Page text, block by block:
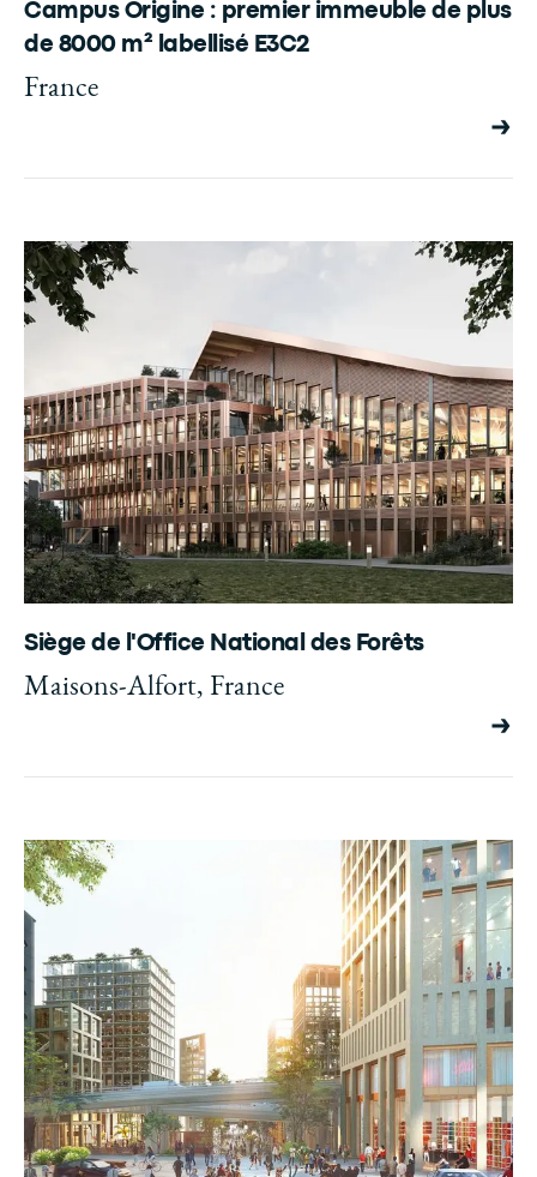
Campus Origine : premier immeuble de plus
de 8000 m² labellisé E3C2
France
Siège de l'Office National des Forêts
Maisons-Alfort, France